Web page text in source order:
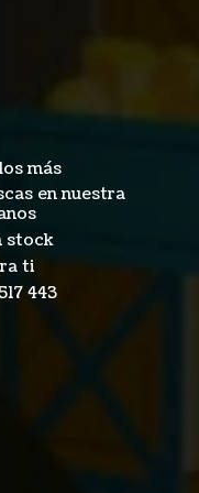
más
en nuestra
stock
ti
443